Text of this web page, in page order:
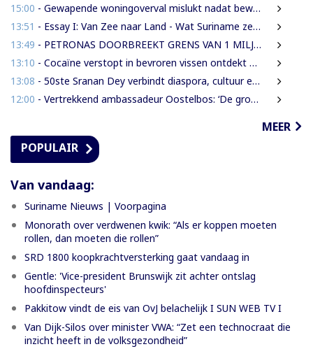
15:00 - Gewapende woningoverval mislukt nadat bewoners en buren alarm slaan
13:51 - Essay I: Van Zee naar Land - Wat Suriname zelf moet weten over de Nieuwe Raffinaderij en Gas-to-Shore
13:49 - PETRONAS DOORBREEKT GRENS VAN 1 MILJARD VATEN IN BLOK 52 | WAT BETEKENT DEZE MIJLPAAL VOOR DE SURINAAMSE ECONOMIE?
13:10 - Cocaïne verstopt in bevroren vissen ontdekt bij douanecontrole
13:08 - 50ste Sranan Dey verbindt diaspora, cultuur en ondernemerschap in New York
12:00 - Vertrekkend ambassadeur Oostelbos: ‘De grootste rijkdom van Suriname zijn de mensen’
MEER
POPULAIR
Van vandaag:
Suriname Nieuws | Voorpagina
Monorath over verdwenen kwik: “Als er koppen moeten
rollen, dan moeten die rollen”
SRD 1800 koopkrachtversterking gaat vandaag in
Gentle: 'Vice-president Brunswijk zit achter ontslag
hoofdinspecteurs'
Pakkitow vindt de eis van OvJ belachelijk I SUN WEB TV I
Van Dijk-Silos over minister VWA: “Zet een technocraat die
inzicht heeft in de volksgezondheid”